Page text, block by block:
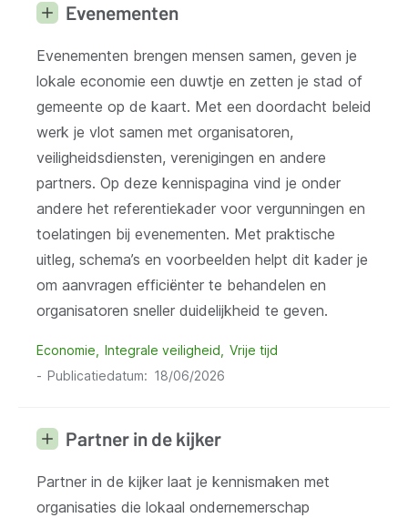
Evenementen
Evenementen brengen mensen samen, geven je
lokale economie een duwtje en zetten je stad of
gemeente op de kaart. Met een doordacht beleid
werk je vlot samen met organisatoren,
veiligheidsdiensten, verenigingen en andere
partners. Op deze kennispagina vind je onder
andere het referentiekader voor vergunningen en
toelatingen bij evenementen. Met praktische
uitleg, schema’s en voorbeelden helpt dit kader je
om aanvragen efficiënter te behandelen en
organisatoren sneller duidelijkheid te geven.
Economie Integrale veiligheid
Vrije tijd
Publicatiedatum
18/06/2026
Partner in de kijker
Partner in de kijker laat je kennismaken met
organisaties die lokaal ondernemerschap